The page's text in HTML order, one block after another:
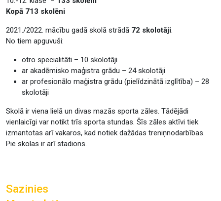
Kopā 713 skolēni
2021./2022. mācību gadā skolā strādā 72 skolotāji.
No tiem apguvuši:
otro specialitāti – 10 skolotāji
ar akadēmisko maģistra grādu – 24 skolotāji
ar profesionālo maģistra grādu (pielīdzinātā izglītība) – 28
skolotāji
Skolā ir viena lielā un divas mazās sporta zāles. Tādējādi
vienlaicīgi var notikt trīs sporta stundas. Šīs zāles aktīvi tiek
izmantotas arī vakaros, kad notiek dažādas treniņnodarbības.
Pie skolas ir arī stadions.
Sazinies